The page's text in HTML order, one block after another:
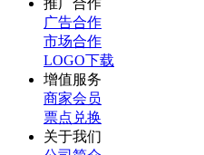
推广合作
广告合作
市场合作
LOGO下载
增值服务
商家会员
票点兑换
关于我们